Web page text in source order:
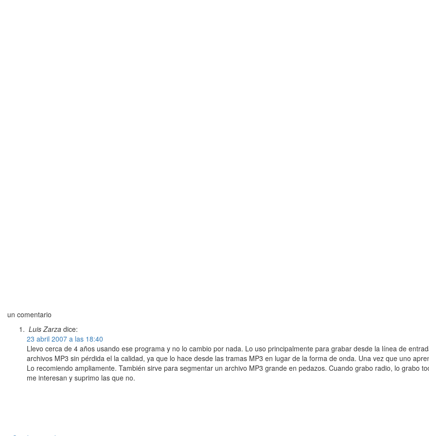
un comentario
Luis Zarza dice:
23 abril 2007 a las 18:40
Llevo cerca de 4 años usando ese programa y no lo cambio por nada. Lo uso principalmente para grabar desde la línea de
archivos MP3 sin pérdida el la calidad, ya que lo hace desde las tramas MP3 en lugar de la forma de onda. Una vez que uno
Lo recomiendo ampliamente. También sirve para segmentar un archivo MP3 grande en pedazos. Cuando grabo radio, lo grabo
me interesan y suprimo las que no.